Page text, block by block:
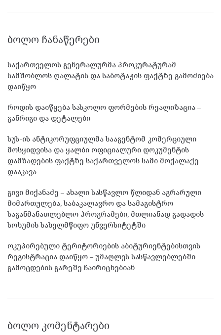
ᲑᲝᲚᲝ ᲩᲐᲜᲐᲬᲔᲠᲔᲑᲘ
საქართველოს გენერალურმა პროკურატურამ
სამშობლოს ღალატის და საბოტაჟის ფაქტზე გამოძიება
დაიწყო
როდის დაიწყება სასკოლო ფორმების რეალიზაცია –
განრიგი და დეტალები
სუს-ის ანტიკორუფციულმა სააგენტომ კომერციული
მოსყიდვისა და ყალბი ოფიციალური დოკუმენტის
დამზადების ფაქტზე საქართველოს სამი მოქალაქე
დააკავა
გივი მიქანაძე – ახალი სასწავლო წლიდან აგრარული
მიმართულება, საბაკალავრო და სამაგისტრო
საგანმანათლებლო პროგრამები, მთლიანად გადადის
სოხუმის სახელმწიფო უნვერსიტეტში
ოკუპირებული ტერიტორიების აბიტურიენტებისთვის
რეგისტრაცია დაიწყო – უმაღლეს სასწავლებლებში
გამოცდების გარეშე ჩაირიცხებიან
ᲑᲝᲚᲝ ᲙᲝᲛᲔᲜᲢᲐᲠᲔᲑᲘ